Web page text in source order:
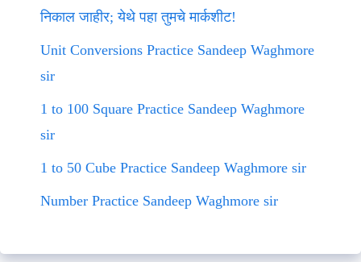
निकाल जाहीर; येथे पहा तुमचे मार्कशीट!
Unit Conversions Practice Sandeep Waghmore
sir
1 to 100 Square Practice Sandeep Waghmore
sir
1 to 50 Cube Practice Sandeep Waghmore sir
Number Practice Sandeep Waghmore sir